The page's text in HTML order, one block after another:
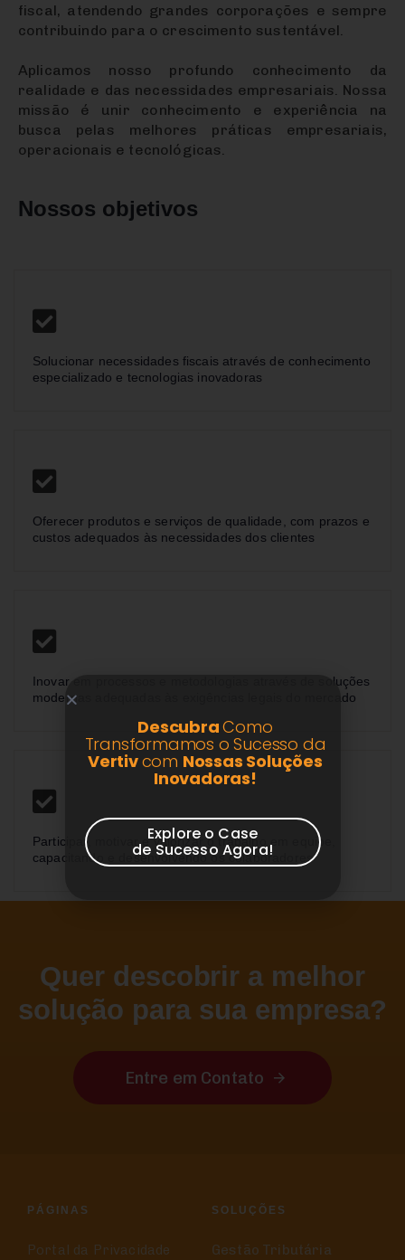
fiscal, atendendo grandes corporações e sempre
contribuindo para o crescimento sustentável.
Aplicamos nosso profundo conhecimento da
realidade e das necessidades empresariais. Nossa
missão é unir conhecimento e experiência na
busca pelas melhores práticas empresariais,
operacionais e tecnológicas.
Nossos objetivos
Solucionar necessidades fiscais através de conhecimento
especializado e tecnologias inovadoras
Oferecer produtos e serviços de qualidade, com prazos e
custos adequados às necessidades dos clientes
Inovar em processos e metodologias através de soluções
modernas adequadas às exigências legais do mercado
Participar, motivar e valorizar o trabalho em equipe,
capacitando e desenvolvendo os colaboradores
Quer descobrir a melhor
solução para sua empresa?
Entre em Contato
PÁGINAS
Portal da Privacidade
SOLUÇÕES
Gestão Tributária
DescubraComo
Transformamos o Sucesso da
Vertivcom Nossas Soluções
Inovadoras!
Explore o Case
de Sucesso Agora!